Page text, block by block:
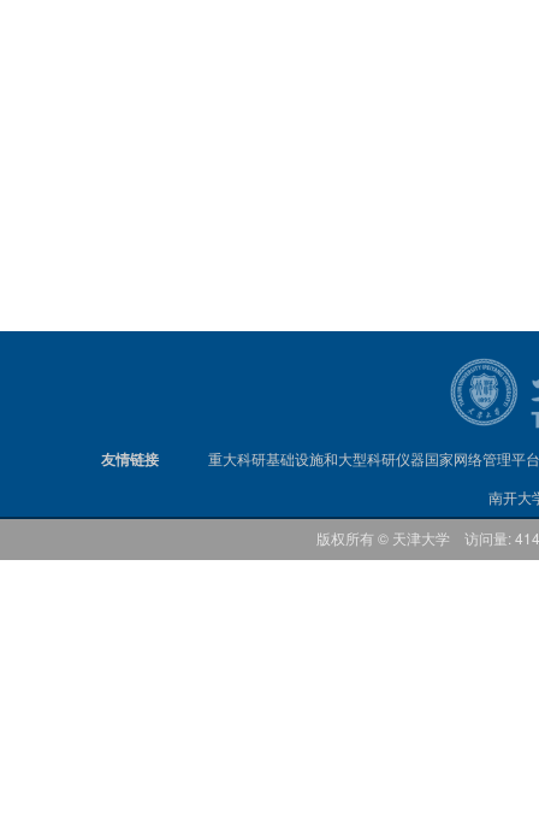
友情链接
重大科研基础设施和大型科研仪器国家网络管理平台
南开大
版权所有 © 天津大学 访问量: